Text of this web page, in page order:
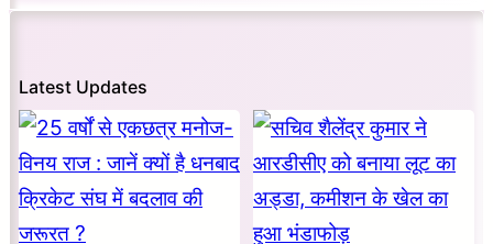
Latest Updates